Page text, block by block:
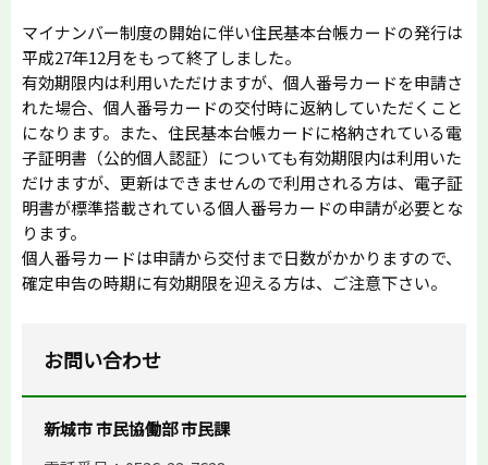
マイナンバー制度の開始に伴い住民基本台帳カードの発行は
平成27年12月をもって終了しました。
有効期限内は利用いただけますが、個人番号カードを申請さ
れた場合、個人番号カードの交付時に返納していただくこと
になります。また、住民基本台帳カードに格納されている電
子証明書（公的個人認証）についても有効期限内は利用いた
だけますが、更新はできませんので利用される方は、電子証
明書が標準搭載されている個人番号カードの申請が必要とな
ります。
個人番号カードは申請から交付まで日数がかかりますので、
確定申告の時期に有効期限を迎える方は、ご注意下さい。
お問い合わせ
新城市 市民協働部 市民課